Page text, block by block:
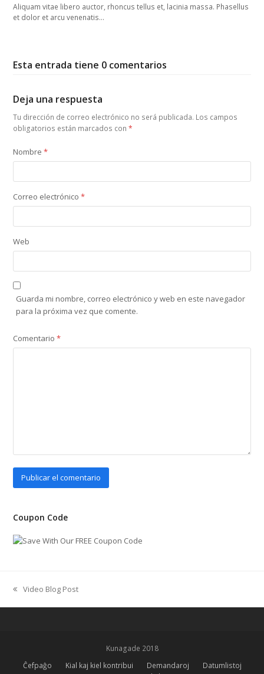
Aliquam vitae libero auctor, rhoncus tellus et, lacinia massa. Phasellus
et dolor et arcu venenatis…
Esta entrada tiene 0 comentarios
Deja una respuesta
Tu dirección de correo electrónico no será publicada. Los campos
obligatorios están marcados con*
Nombre*
Correo electrónico*
Web
Guarda mi nombre, correo electrónico y web en este navegador
para la próxima vez que comente.
Comentario*
Coupon Code
previous
post:
Video Blog Post
Kunagade 2018
Ĉefpaĝo
Kial kaj kiel kontribui Demandaroj
Datumlistoj